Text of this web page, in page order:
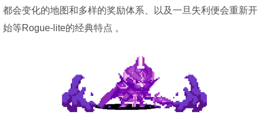
都会变化的地图和多样的奖励体系、以及一旦失利便会重新开
始等Rogue-lite的经典特点 。